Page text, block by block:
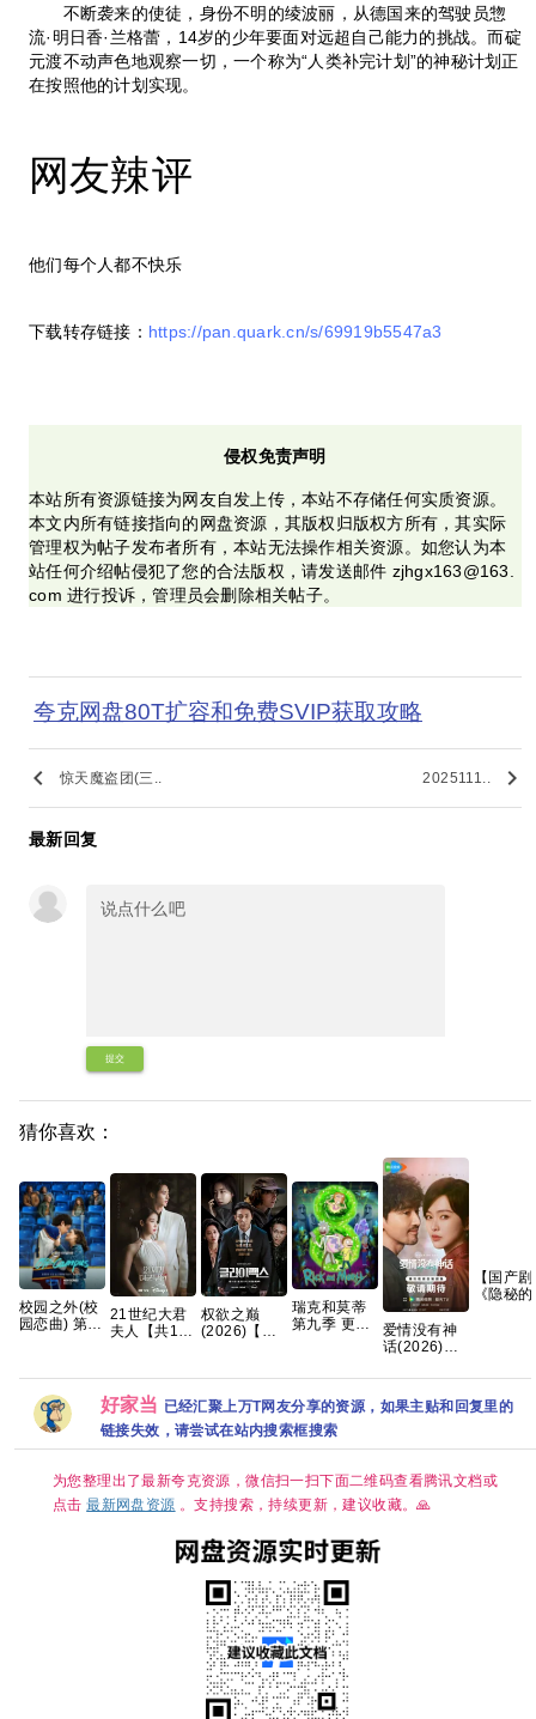
不断袭来的使徒，身份不明的绫波丽，从德国来的驾驶员惣
流·明日香·兰格蕾，14岁的少年要面对远超自己能力的挑战。而碇
元渡不动声色地观察一切，一个称为“人类补完计划”的神秘计划正
在按照他的计划实现。
网友辣评
他们每个人都不快乐
下载转存链接： https://pan.quark.cn/s/69919b5547a3
侵权免责声明
本站所有资源链接为网友自发上传，本站不存储任何实质资源。
本文内所有链接指向的网盘资源，其版权归版权方所有，其实际
管理权为帖子发布者所有，本站无法操作相关资源。如您认为本
站任何介绍帖侵犯了您的合法版权，请发送邮件 zjhgx163@163.
com 进行投诉，管理员会删除相关帖子。
夸克网盘80T扩容和免费SVIP获取攻略
keyboard_arrow_left 惊天魔盗团(三.. 2025111.. keyboard_arrow_right
最新回复
提交
猜你喜欢：
校园之外(校
园恋曲) 第一
21世纪大君
夫人【共12
【李知恩、
边佑锡｜喜
剧/爱情】夸
克
权欲之巅
(2026)【全
【韩语】
【中文字
幕】
【13.7G】
惊悚 悬疑 」
瑞克和莫蒂
第九季 更1
爱情没有神
话(2026)更
4k+1080P国
语中字网盘
资源[0.9GB
【国产
《隐秘
集】
好家当 已经汇聚上万T网友分享的资源，如果主贴和回复里的
链接失效，请尝试在站内搜索框搜索
为您整理出了最新夸克资源，微信扫一扫下面二维码查看腾讯文档或
点击最新网盘资源 。支持搜索，持续更新，建议收藏。🙏